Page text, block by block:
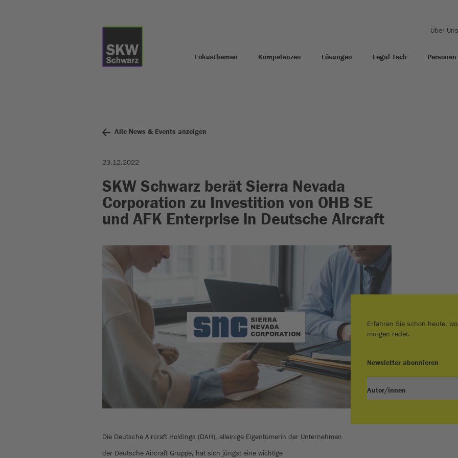
Über Uns
Fokusthemen Kompetenzen Lösungen Legal Tech Personen
Alle News & Events anzeigen
23.12.2022
SKW Schwarz berät Sierra Nevada
Corporation zu Investition von OHB SE
und AFK Enterprise in Deutsche Aircraft
Die Deutsche Aircraft Holdings (DAH), alleinige Eigentümerin der Unternehmen
der Deutsche Aircraft Gruppe, hat sich jüngst eine wichtige
Erfahren Sie schon heute,
morgen redet.
Newsletter abonnieren
Autor/innen